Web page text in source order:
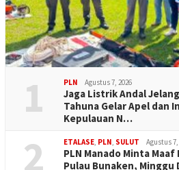
1 PLN Agustus 7, 2026
Jaga Listrik Andal
Tahuna Gelar Apel dan
Kepulauan N…
2 ETALASE, PLN, SULUT Agustus 7,
PLN Manado Minta
Pulau Bunaken, Minggu